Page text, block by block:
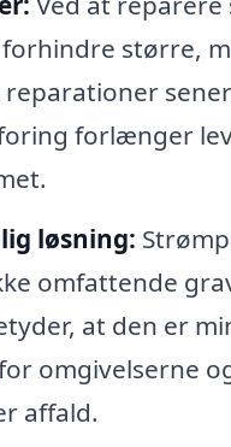
større,
forlænger
løsning:
omfattende
at den er
omgivelserne
affald.